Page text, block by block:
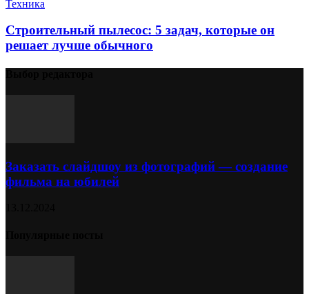
Техника
Строительный пылесос: 5 задач, которые он
решает лучше обычного
Заказать слайдшоу из фотографий — создание
фильма на юбилей